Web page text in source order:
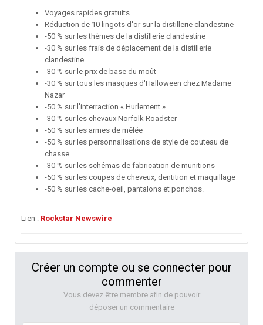
Voyages rapides gratuits
Réduction de 10 lingots d'or sur la distillerie clandestine
-50 % sur les thèmes de la distillerie clandestine
-30 % sur les frais de déplacement de la distillerie
clandestine
-30 % sur le prix de base du moût
-30 % sur tous les masques d'Halloween chez Madame
Nazar
-50 % sur l'interraction « Hurlement »
-30 % sur les chevaux Norfolk Roadster
-50 % sur les armes de mêlée
-50 % sur les personnalisations de style de couteau de
chasse
-30 % sur les schémas de fabrication de munitions
-50 % sur les coupes de cheveux, dentition et maquillage
-50 % sur les cache-oeil, pantalons et ponchos.
Lien : Rockstar Newswire
Créer un compte ou se connecter pour
commenter
Vous devez être membre afin de pouvoir
déposer un commentaire